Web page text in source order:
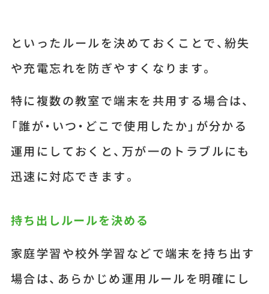
といったルールを決めておくことで、紛失
や充電忘れを防ぎやすくなります。
特に複数の教室で端末を共用する場合は、
「誰が・いつ・どこで使用したか」が分かる
運用にしておくと、万が一のトラブルにも
迅速に対応できます。
持ち出しルールを決める
家庭学習や校外学習などで端末を持ち出す
場合は、あらかじめ運用ルールを明確にし